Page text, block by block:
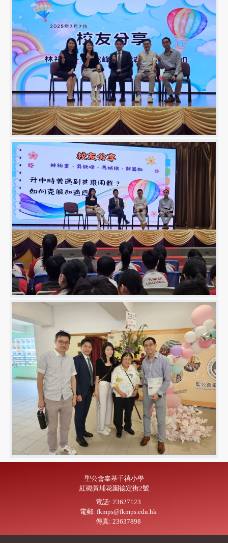
聖公會奉基千禧小學
紅磡黃埔花園德定街2號
電話: 23627123
電郵: fkmps@fkmps.edu.hk
傳真: 23637898